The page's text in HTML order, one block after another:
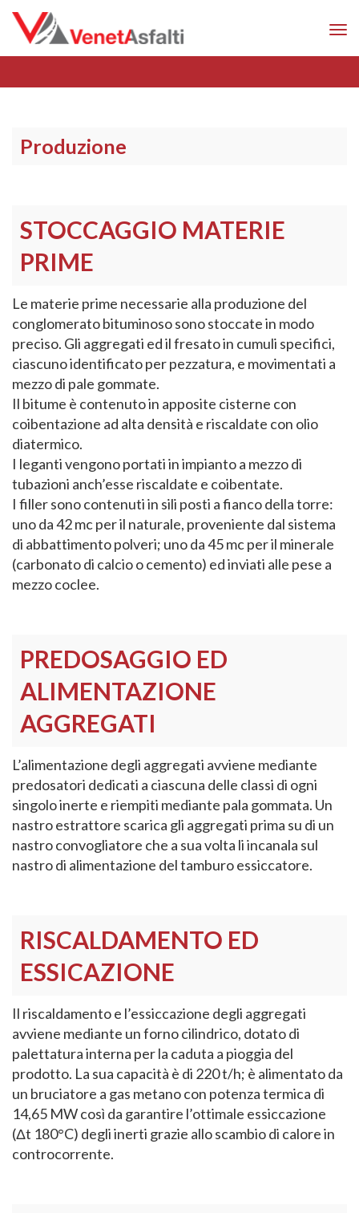
Produzione
STOCCAGGIO MATERIE
PRIME
Le materie prime necessarie alla produzione del
conglomerato bituminoso sono stoccate in modo
preciso. Gli aggregati ed il fresato in cumuli specifici,
ciascuno identificato per pezzatura, e movimentati a
mezzo di pale gommate.
Il bitume è contenuto in apposite cisterne con
coibentazione ad alta densità e riscaldate con olio
diatermico.
I leganti vengono portati in impianto a mezzo di
tubazioni anch’esse riscaldate e coibentate.
I filler sono contenuti in sili posti a fianco della torre:
uno da 42 mc per il naturale, proveniente dal sistema
di abbattimento polveri; uno da 45 mc per il minerale
(carbonato di calcio o cemento) ed inviati alle pese a
mezzo coclee.
PREDOSAGGIO ED
ALIMENTAZIONE
AGGREGATI
L’alimentazione degli aggregati avviene mediante
predosatori dedicati a ciascuna delle classi di ogni
singolo inerte e riempiti mediante pala gommata. Un
nastro estrattore scarica gli aggregati prima su di un
nastro convogliatore che a sua volta li incanala sul
nastro di alimentazione del tamburo essiccatore.
RISCALDAMENTO ED
ESSICAZIONE
Il riscaldamento e l’essiccazione degli aggregati
avviene mediante un forno cilindrico, dotato di
palettatura interna per la caduta a pioggia del
prodotto. La sua capacità è di 220 t/h; è alimentato da
un bruciatore a gas metano con potenza termica di
14,65 MW così da garantire l’ottimale essiccazione
(Δt 180°C) degli inerti grazie allo scambio di calore in
controcorrente.